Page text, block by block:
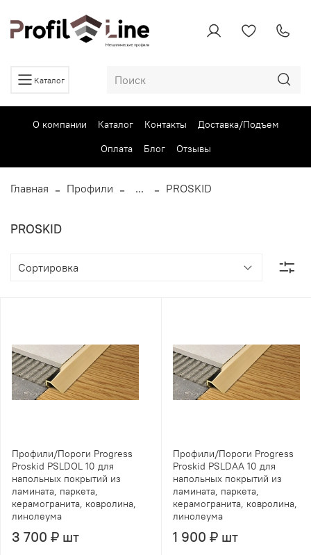
Каталог
О компании Каталог Контакты
Доставка/Подъем
Оплата
Блог Отзывы
Главная Профили ... PROSKID
PROSKID
Профили/Пороги Progress
Proskid PSLDOL 10 для
напольных покрытий из
ламината, паркета,
керамогранита, ковролина,
линолеума
3 700 ₽ шт
Профили/Пороги Progress
Proskid PSLDAA 10 для
напольных покрытий из
ламината, паркета,
керамогранита, ковролина,
линолеума
1 900 ₽ шт